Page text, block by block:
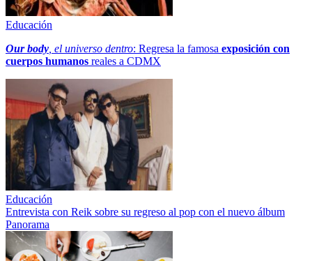
Educación
Our body , el universo dentro: Regresa la famosa exposición con
cuerpos humanos reales a CDMX
Educación
Entrevista con Reik sobre su regreso al pop con el nuevo álbum
Panorama